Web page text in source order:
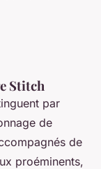
Stitch
par
de
de
proéminents,